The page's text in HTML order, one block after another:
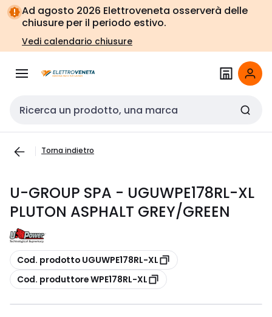
Vai alla
navigazione
Vai
alla
pagina
Ad agosto 2026 Elettroveneta osserverà delle
chiusure per il periodo estivo.
Vedi calendario chiusure
Cerca input
Torna indietro
U-GROUP SPA - UGUWPE178RL-XL
PLUTON ASPHALT GREY/GREEN
copia
Cod. prodotto UGUWPE178RL-XL
copia
Cod. produttore WPE178RL-XL